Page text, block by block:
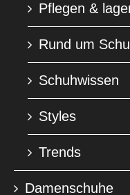
Pflegen &
Rund um
Schuhwissen
Styles
Trends
Damenschuhe